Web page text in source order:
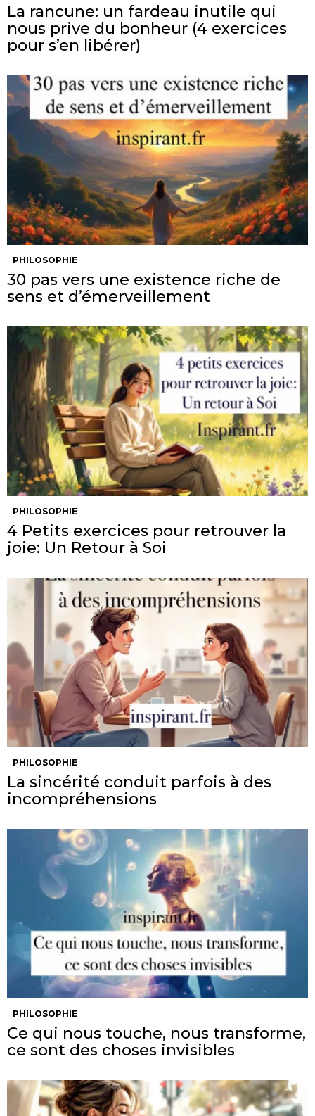
La rancune: un fardeau inutile qui
nous prive du bonheur (4 exercices
pour s’en libérer)
PHILOSOPHIE
30 pas vers une existence riche de
sens et d’émerveillement
PHILOSOPHIE
4 Petits exercices pour retrouver la
joie: Un Retour à Soi
PHILOSOPHIE
La sincérité conduit parfois à des
incompréhensions
PHILOSOPHIE
Ce qui nous touche, nous transforme,
ce sont des choses invisibles